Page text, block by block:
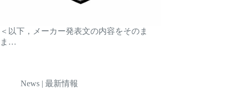
＜以下，メーカー発表文の内容をそのま
ま…
News | 最新情報